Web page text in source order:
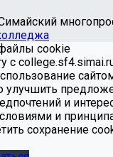
cookie
с
улучшить
и
и
сохранение